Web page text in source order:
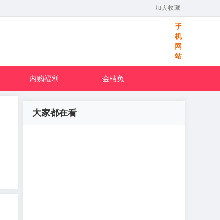
加入收藏
手
机
网
站
内购福利 金桔兔
大家都在看